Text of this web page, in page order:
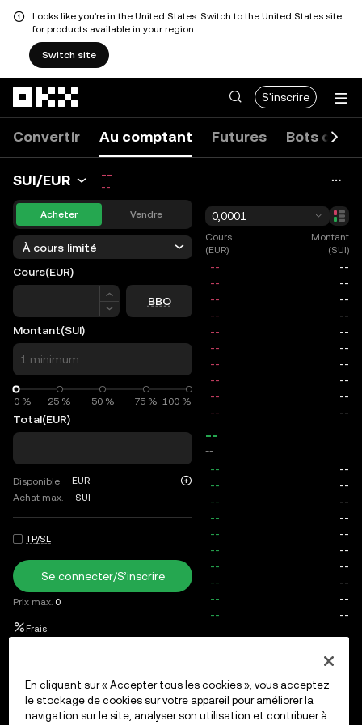
Looks like you're in the United States. Switch to the United States site
for products available in your region.
Switch site
S'inscrire
Convertir Au comptant Futures Bots de
SUI/EUR --
--
Acheter Vendre
À cours limité
Cours(EUR)
Cours
BBO
Montant(SUI)
0 % 25 % 50 % 75 % 100 %
0 %
Total(EUR)
Disponible-- EUR
Achat max.-- SUI
TP/SL
Se connecter/S’inscrire
Prix max. 0
Frais
0,0001
Cours
(EUR)
Montant
(SUI)
--
--
En cliquant sur « Accepter tous les cookies », vous acceptez
le stockage de cookies sur votre appareil pour améliorer la
navigation sur le site, analyser son utilisation et contribuer à